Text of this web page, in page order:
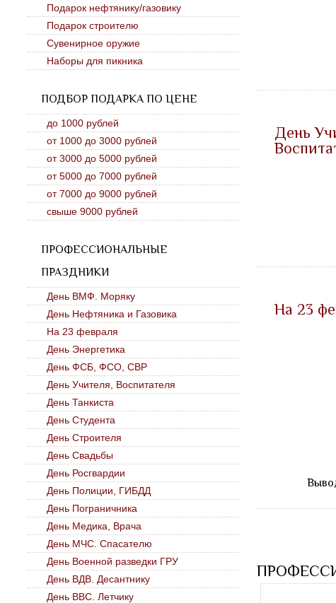
Подарок нефтянику/газовику
Подарок строителю
Сувенирное оружие
Наборы для пикника
ПОДБОР ПОДАРКА ПО ЦЕНЕ
до 1000 рублей
от 1000 до 3000 рублей
от 3000 до 5000 рублей
от 5000 до 7000 рублей
от 7000 до 9000 рублей
свыше 9000 рублей
ПРОФЕССИОНАЛЬНЫЕ
ПРАЗДНИКИ
День ВМФ. Моряку
День Нефтяника и Газовика
На 23 февраля
День Энергетика
День ФСБ, ФСО, СВР
День Учителя, Воспитателя
День Танкиста
День Студента
День Строителя
День Свадьбы
День Росгвардии
День Полиции, ГИБДД
День Пограничника
День Медика, Врача
День МЧС. Спасателю
День Военной разведки ГРУ
День ВДВ. Десантнику
День ВВС. Летчику
День
На 23